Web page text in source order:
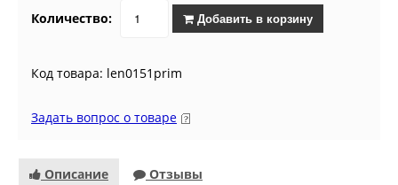
Количество: Добавить в корзину
Код товара: len0151prim
Задать вопрос о товаре
Описание Отзывы